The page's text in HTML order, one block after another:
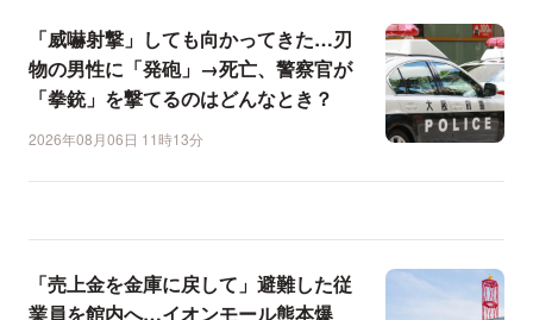
「威嚇射撃」しても向かってきた…刃
物の男性に「発砲」→死亡、警察官が
「拳銃」を撃てるのはどんなとき？
2026年08月06日 11時13分
「売上金を金庫に戻して」避難した従
業員を館内へ…イオンモール熊本爆